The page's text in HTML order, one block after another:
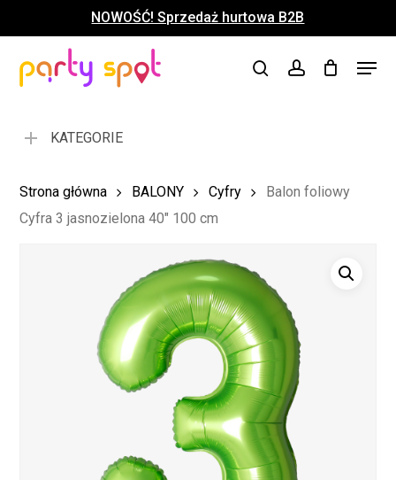
to
content
NOWOŚĆ! Sprzedaż hurtowa B2B
searchaccount
Menu
Koszyk Close
KATEGORIE
Strona główna BALONY Cyfry
Balon foliowy
Cyfra 3 jasnozielona 40″ 100 cm
Menu